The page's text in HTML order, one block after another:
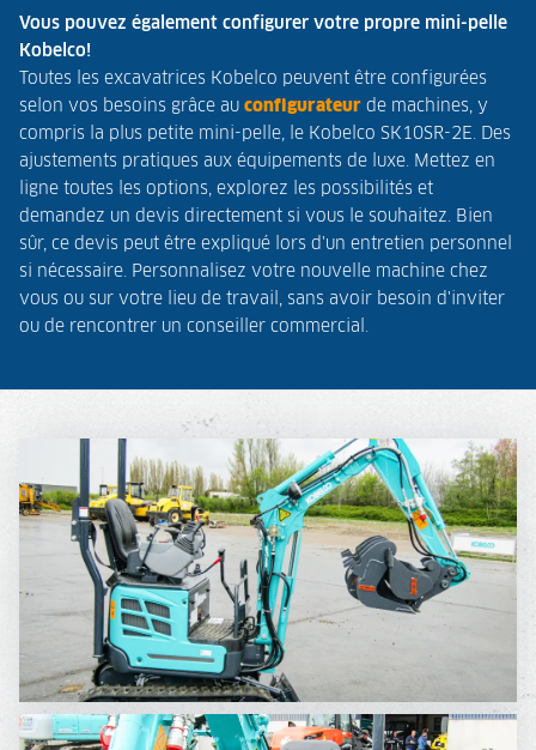
Vous pouvez également configurer votre propre mini-pelle
Kobelco!
Toutes les excavatrices Kobelco peuvent être configurées
selon vos besoins grâce au configurateur de machines, y
compris la plus petite mini-pelle, le Kobelco SK10SR-2E. Des
ajustements pratiques aux équipements de luxe. Mettez en
ligne toutes les options, explorez les possibilités et
demandez un devis directement si vous le souhaitez. Bien
sûr, ce devis peut être expliqué lors d'un entretien personnel
si nécessaire. Personnalisez votre nouvelle machine chez
vous ou sur votre lieu de travail, sans avoir besoin d'inviter
ou de rencontrer un conseiller commercial.